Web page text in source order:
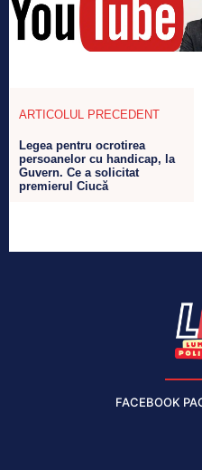
ARTICOLUL PRECEDENT
Legea pentru ocrotirea
persoanelor cu handicap, la
Guvern. Ce a solicitat
premierul Ciucă
FACEBOOK